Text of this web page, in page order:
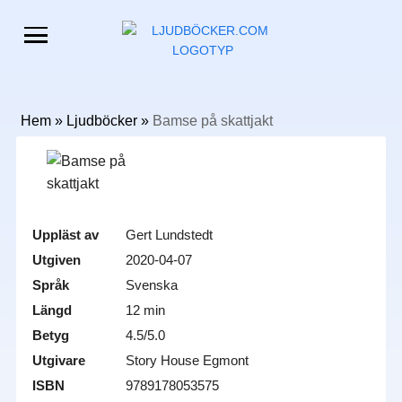
Hem» Ljudböcker» Bamse på skattjakt
Uppläst av
Gert Lundstedt
Utgiven
2020-04-07
Språk
Svenska
Längd
12 min
Betyg
4.5/5.0
Utgivare
Story House Egmont
ISBN
9789178053575